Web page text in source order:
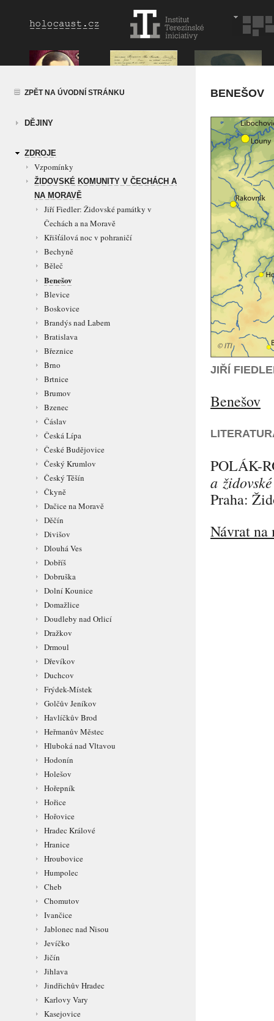
ZPĚT NA ÚVODNÍ STRÁNKU
DĚJINY
ZDROJE
Vzpomínky
ŽIDOVSKÉ KOMUNITY V ČECHÁCH A
NA MORAVĚ
Jiří Fiedler: Židovské památky v
Čechách a na Moravě
Křišťálová noc v pohraničí
Bechyně
Běleč
Benešov
Blevice
Boskovice
Brandýs nad Labem
Bratislava
Březnice
Brno
Brtnice
Brumov
Bzenec
Čáslav
Česká Lípa
České Budějovice
Český Krumlov
Český Těšín
Čkyně
Dačice na Moravě
Děčín
Divišov
Dlouhá Ves
Dobříš
Dobruška
Dolní Kounice
Domažlice
Doudleby nad Orlicí
Dražkov
Drmoul
Dřevíkov
Duchcov
Frýdek-Místek
Golčův Jeníkov
Havlíčkův Brod
Heřmanův Městec
Hluboká nad Vltavou
Hodonín
Holešov
Hořepník
Hořice
Hořovice
Hradec Králové
Hranice
Hroubovice
Humpolec
Cheb
Chomutov
Ivančice
Jablonec nad Nisou
Jevíčko
Jičín
Jihlava
Jindřichův Hradec
Karlovy Vary
Kasejovice
BENEŠOV
JIŘÍ
Benešov
POLÁK-
a
Praha:
Návrat na